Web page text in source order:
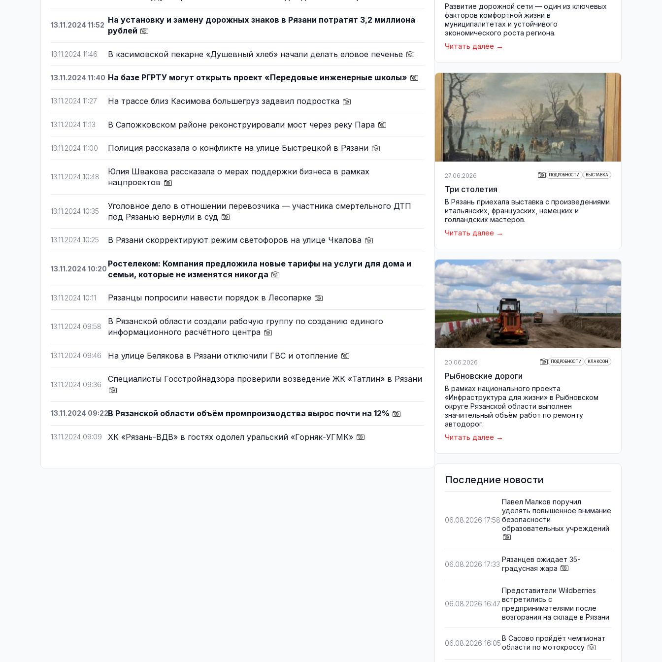
13.11.2024 11:52
На установку и замену дорожных знаков в Рязани потратят 3,2 миллиона
рублей
13.11.2024 11:46 В касимовской пекарне «Душевный хлеб» начали делать еловое печенье
13.11.2024 11:40 На базе РГРТУ могут открыть проект «Передовые инженерные школы»
13.11.2024 11:27 На трассе близ Касимова большегруз задавил подростка
13.11.2024 11:13 В Сапожковском районе реконструировали мост через реку Пара
13.11.2024 11:00 Полиция рассказала о конфликте на улице Быстрецкой в Рязани
13.11.2024 10:48
Юлия Швакова рассказала о мерах поддержки бизнеса в рамках
нацпроектов
13.11.2024 10:35
Уголовное дело в отношении перевозчика — участника смертельного ДТП
под Рязанью вернули в суд
13.11.2024 10:25 В Рязани скорректируют режим светофоров на улице Чкалова
13.11.2024 10:20
Ростелеком: Компания предложила новые тарифы на услуги для дома и
семьи, которые не изменятся никогда
13.11.2024 10:11 Рязанцы попросили навести порядок в Лесопарке
13.11.2024 09:58
В Рязанской области создали рабочую группу по созданию единого
информационного расчётного центра
13.11.2024 09:46 На улице Белякова в Рязани отключили ГВС и отопление
13.11.2024 09:36
Специалисты Госстройнадзора проверили возведение ЖК «Татлин» в Рязани
13.11.2024 09:22В Рязанской области объём промпроизводства вырос почти на 12%
13.11.2024 09:09 ХК «Рязань-ВДВ» в гостях одолел уральский «Горняк-УГМК»
Развитие дорожной сети — один из ключевых
факторов комфортной жизни в
муниципалитетах и устойчивого
экономического роста региона.
Читать далее
27.06.2026 ПОДРОБНОСТИ ВЫСТАВКА
Три столетия
В Рязань приехала выставка с произведениями
итальянских, французских, немецких и
голландских мастеров.
Читать далее
20.06.2026 ПОДРОБНОСТИ КЛАКСОН
Рыбновские дороги
В рамках национального проекта
«Инфраструктура для жизни» в Рыбновском
округе Рязанской области выполнен
значительный объём работ по ремонту
автодорог.
Читать далее
Последние новости
06.08.2026 17:58
Павел Малков поручил
уделять повышенное внимание
безопасности
образовательных учреждений
06.08.2026 17:33
Рязанцев ожидает 35-
градусная жара
06.08.2026 16:47
Представители Wildberries
встретились с
предпринимателями после
возгорания на складе в Рязани
06.08.2026 16:05
В Сасово пройдёт чемпионат
области по мотокроссу